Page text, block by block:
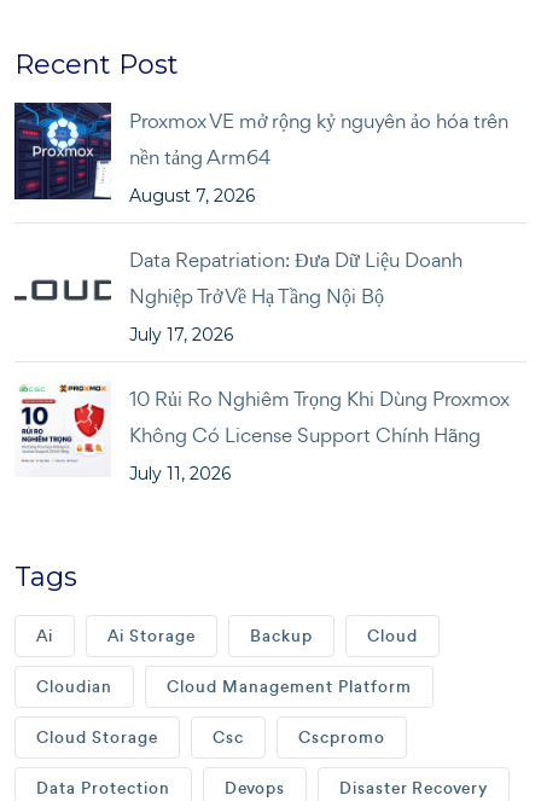
Recent Post
Proxmox VE mở rộng kỷ nguyên ảo hóa trên
nền tảng Arm64
August 7, 2026
Data Repatriation: Đưa Dữ Liệu Doanh
Nghiệp Trở Về Hạ Tầng Nội Bộ
July 17, 2026
10 Rủi Ro Nghiêm Trọng Khi Dùng Proxmox
Không Có License Support Chính Hãng
July 11, 2026
Tags
Ai Ai Storage Backup Cloud
Cloudian Cloud Management Platform
Cloud Storage Csc Cscpromo
Data Protection Devops Disaster Recovery